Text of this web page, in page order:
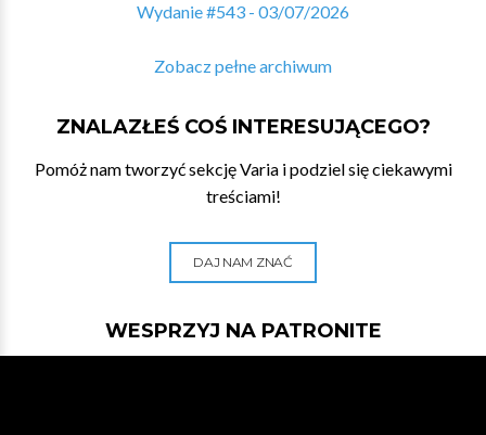
Wydanie #543 - 03/07/2026
Zobacz pełne archiwum
ZNALAZŁEŚ COŚ INTERESUJĄCEGO?
Pomóż nam tworzyć sekcję Varia i podziel się ciekawymi
treściami!
DAJ NAM ZNAĆ
WESPRZYJ NA PATRONITE